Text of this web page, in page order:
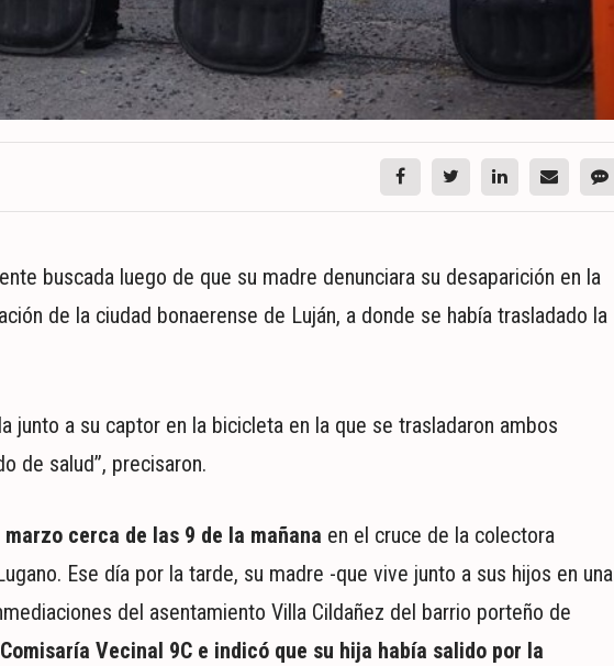
buscada luego de que su madre denunciara su desaparición en la
de la ciudad bonaerense de Luján, a donde se había trasladado la
junto a su captor en la bicicleta en la que se trasladaron ambos
de salud”, precisaron.
cerca de las 9 de la mañana en el cruce de la colectora
Ese día por la tarde, su madre -que vive junto a sus hijos en una
del asentamiento Villa Cildañez del barrio porteño de
Vecinal 9C e indicó que su hija había salido por la